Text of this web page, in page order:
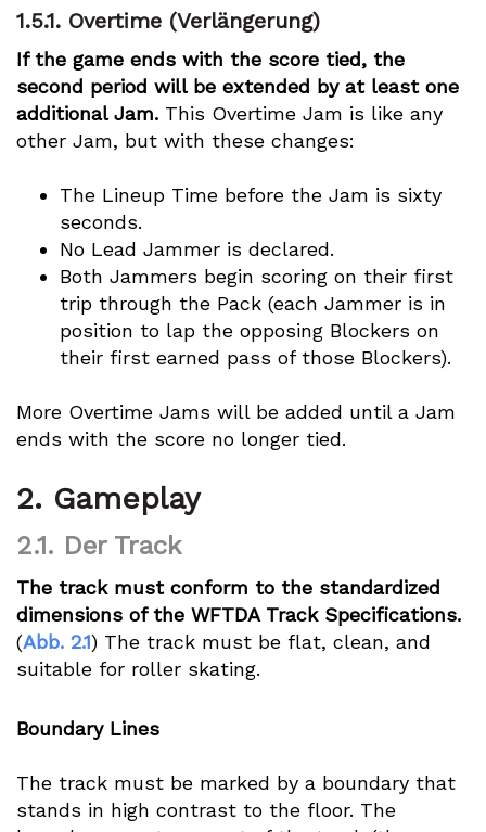
1.5.1. Overtime (Verlängerung)
If the game ends with the score tied, the
second period will be extended by at least one
additional Jam. This Overtime Jam is like any
other Jam, but with these changes:
The Lineup Time before the Jam is sixty
seconds.
No Lead Jammer is declared.
Both Jammers begin scoring on their first
trip through the Pack (each Jammer is in
position to lap the opposing Blockers on
their first earned pass of those Blockers).
More Overtime Jams will be added until a Jam
ends with the score no longer tied.
2. Gameplay
2.1. Der Track
The track must conform to the standardized
dimensions of the WFTDA Track Specifications.
(Abb. 2.1) The track must be flat, clean, and
suitable for roller skating.
Boundary Lines
The track must be marked by a boundary that
stands in high contrast to the floor. The